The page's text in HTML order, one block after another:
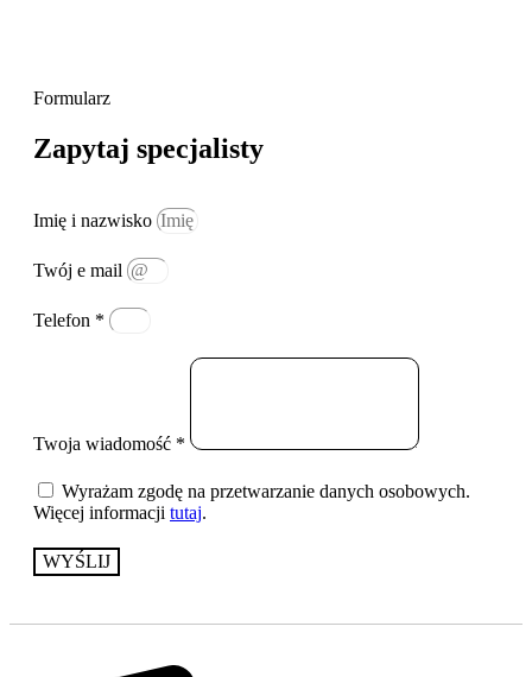
Formularz
Zapytaj specjalisty
Imię i nazwisko
Twój e mail
Telefon *
Twoja wiadomość *
Wyrażam zgodę na przetwarzanie danych osobowych.
Więcej informacji tutaj.
WYŚLIJ